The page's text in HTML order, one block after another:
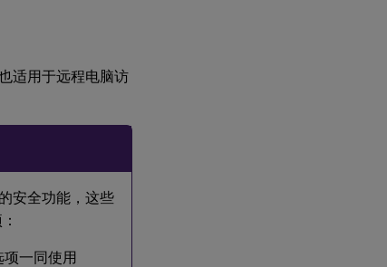
适用于远程电脑访
安全功能，这些
一同使用